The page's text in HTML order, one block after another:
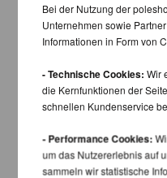
Bei der Nutzung der
Unternehmen sowie
Informationen in Form von
- Technische Cookies: Wir
die Kernfunktionen der
schnellen Kundenservice
- Performance Cookies:
um das Nutzererlebnis auf
sammeln wir statistische